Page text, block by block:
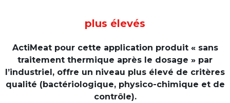
plus élevés
ActiMeat pour cette application produit « sans
traitement thermique après le dosage » par
l’industriel, offre un niveau plus élevé de critères
qualité (bactériologique, physico-chimique et de
contrôle).